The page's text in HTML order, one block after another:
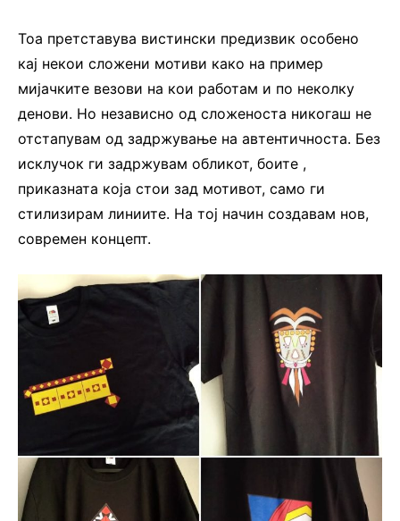
Тоа претставува вистински предизвик особено
кај некои сложени мотиви како на пример
мијачките везови на кои работам и по неколку
денови. Но независно од сложеноста никогаш не
отстапувам од задржување на автентичноста. Без
исклучок ги задржувам обликот, боите ,
приказната која стои зад мотивот, само ги
стилизирам линиите. На тој начин создавам нов,
современ концепт.